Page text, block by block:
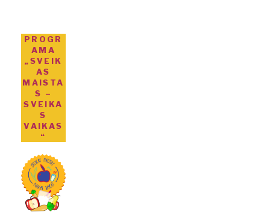
PROGR
AMA
„SVEIK
AS
MAISTA
S –
SVEIKA
S
VAIKAS
“